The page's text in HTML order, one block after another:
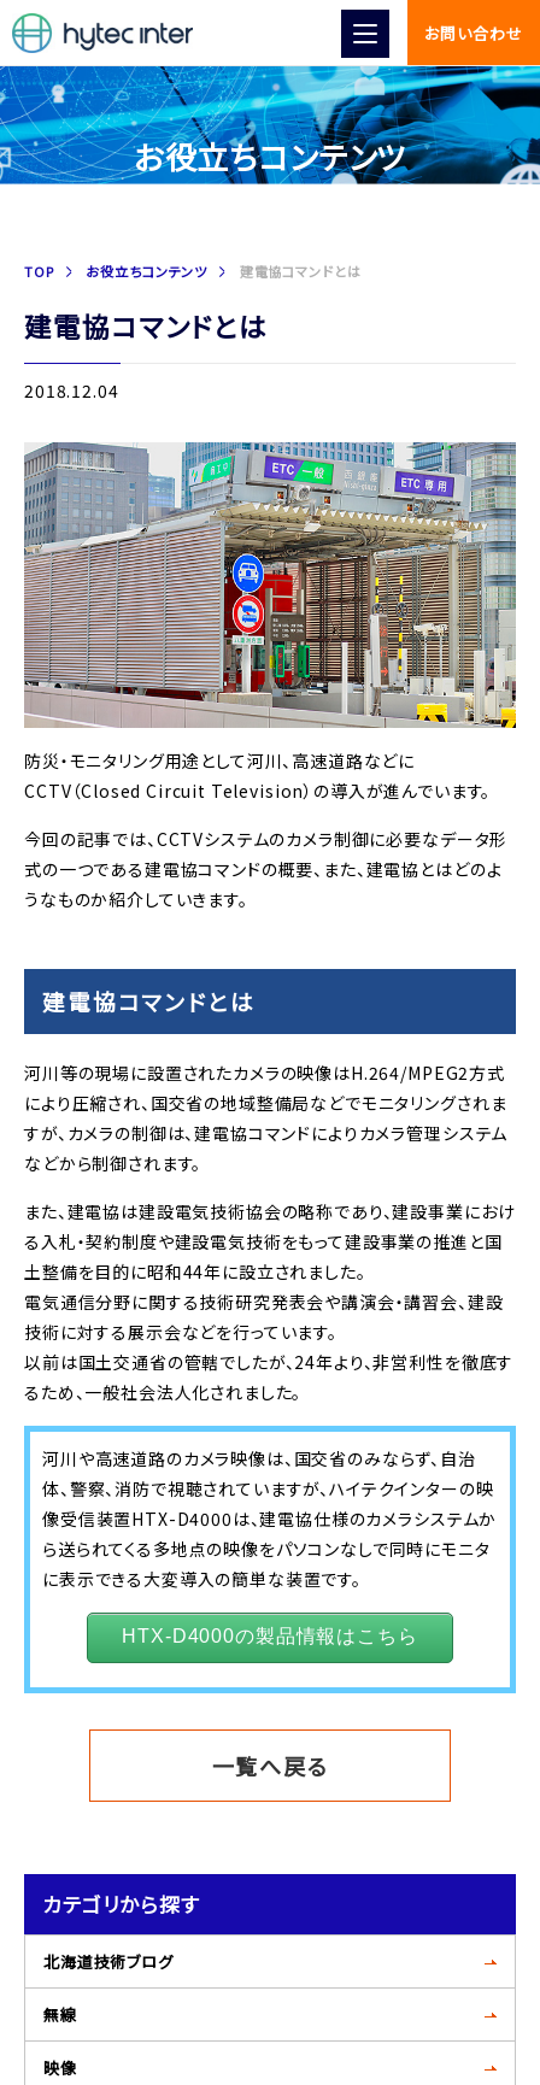
お問い合わせ
お役立ちコンテンツ
TOP お役立ちコンテンツ 建電協コマンドとは
カテゴリから探す
北海道技術ブログ
無線
映像
建電協コマンドとは
2018.12.04
防災・モニタリング用途として河川、高速道路などに
CCTV（Closed Circuit Television）の導入が進んでいます。
今回の記事では、CCTVシステムのカメラ制御に必要なデータ形
式の一つである建電協コマンドの概要、また、建電協とはどのよ
うなものか紹介していきます。
建電協コマンドとは
河川等の現場に設置されたカメラの映像はH.264/MPEG2方式
により圧縮され、国交省の地域整備局などでモニタリングされま
すが、カメラの制御は、建電協コマンドによりカメラ管理システム
などから制御されます。
また、建電協は建設電気技術協会の略称であり、建設事業におけ
る入札・契約制度や建設電気技術をもって建設事業の推進と国
土整備を目的に昭和44年に設立されました。
電気通信分野に関する技術研究発表会や講演会・講習会、建設
技術に対する展示会などを行っています。
以前は国土交通省の管轄でしたが、24年より、非営利性を徹底す
るため、一般社会法人化されました。
河川や高速道路のカメラ映像は、国交省のみならず、自治
体、警察、消防で視聴されていますが、ハイテクインターの映
像受信装置HTX-D4000は、建電協仕様のカメラシステムか
ら送られてくる多地点の映像をパソコンなしで同時にモニタ
に表示できる大変導入の簡単な装置です。
HTX-D4000の製品情報はこちら
一覧へ戻る